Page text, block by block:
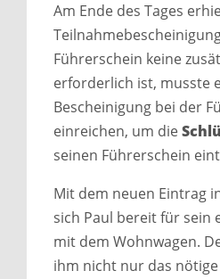
Am Ende des Tages
Führerschein keine
erforderlich ist, musste
Bescheinigung bei der
einreichen, um die
seinen Führerschein
Mit dem neuen Eintrag
sich Paul bereit für sein
mit dem Wohnwagen.
ihm nicht nur das